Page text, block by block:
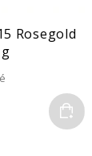
Rosegold